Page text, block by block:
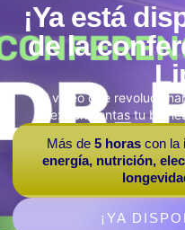
¡Ya está
de la
El video que
experimentas tu
Más de 5 horascon la
energía, nutrición,
¡YA